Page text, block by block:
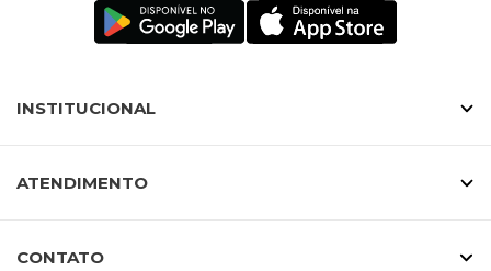
INSTITUCIONAL
ATENDIMENTO
CONTATO